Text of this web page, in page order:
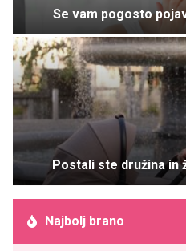
Se vam pogosto
Postali ste družina in
Najbolj brano